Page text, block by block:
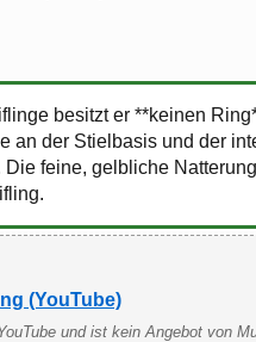
besitzt er **keinen
an der Stielbasis und der
feine, gelbliche
(YouTube)
und ist kein Angebot von